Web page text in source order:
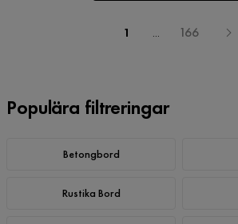
1 ... 166
Populära filtreringar
Betongbord
Rustika Bord